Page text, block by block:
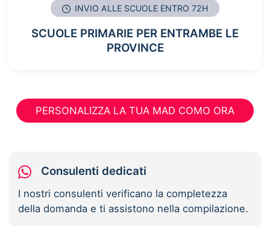
INVIO ALLE SCUOLE ENTRO 72H
SCUOLE PRIMARIE PER ENTRAMBE LE
PROVINCE
PERSONALIZZA LA TUA MAD COMO ORA
Consulenti dedicati
I nostri consulenti verificano la completezza
della domanda e ti assistono nella compilazione.